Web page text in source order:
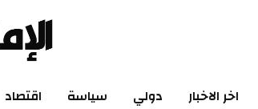
دولي سياسة اقتصاد